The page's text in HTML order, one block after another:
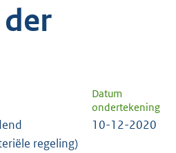
Datum
ondertekening
regeling)
10-12-2020